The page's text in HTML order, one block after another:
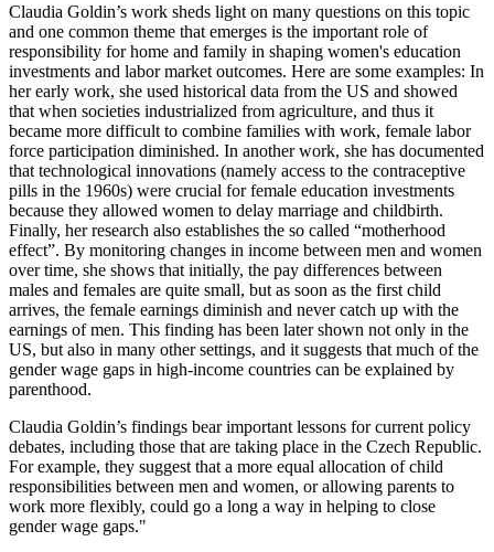
Claudia Goldin’s work sheds light on many questions on this topic
and one common theme that emerges is the important role of
responsibility for home and family in shaping women's education
investments and labor market outcomes. Here are some examples: In
her early work, she used historical data from the US and showed
that when societies industrialized from agriculture, and thus it
became more difficult to combine families with work, female labor
force participation diminished. In another work, she has documented
that technological innovations (namely access to the contraceptive
pills in the 1960s) were crucial for female education investments
because they allowed women to delay marriage and childbirth.
Finally, her research also establishes the so called “motherhood
effect”. By monitoring changes in income between men and women
over time, she shows that initially, the pay differences between
males and females are quite small, but as soon as the first child
arrives, the female earnings diminish and never catch up with the
earnings of men. This finding has been later shown not only in the
US, but also in many other settings, and it suggests that much of the
gender wage gaps in high-income countries can be explained by
parenthood.
Claudia Goldin’s findings bear important lessons for current policy
debates, including those that are taking place in the Czech Republic.
For example, they suggest that a more equal allocation of child
responsibilities between men and women, or allowing parents to
work more flexibly, could go a long a way in helping to close
gender wage gaps."